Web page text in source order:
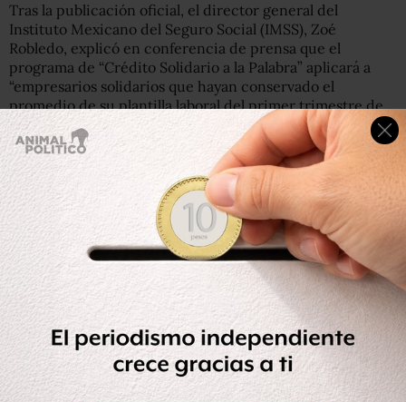
Tras la publicación oficial, el director general del
Instituto Mexicano del Seguro Social (IMSS), Zoé
Robledo, explicó en conferencia de prensa que el
programa de “Crédito Solidario a la Palabra” aplicará a
“empresarios solidarios que hayan conservado el
promedio de su plantilla laboral del primer trimestre de
2020”.
De acuerdo con el funcionario, hasta el primer corte de
este programa,
27 mil 674 microempresarios
ya pueden
solicitar su apoyo.